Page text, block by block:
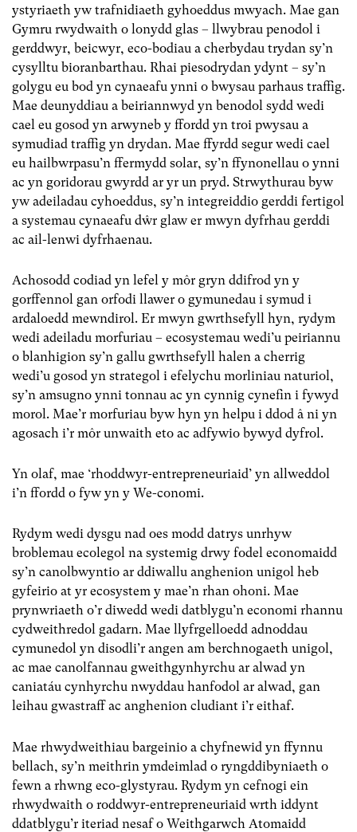
ystyriaeth yw trafnidiaeth gyhoeddus mwyach. Mae gan
Gymru rwydwaith o lonydd glas – llwybrau penodol i
gerddwyr, beicwyr, eco-bodiau a cherbydau trydan sy’n
cysylltu bioranbarthau. Rhai piesodrydan ydynt – sy’n
golygu eu bod yn cynaeafu ynni o bwysau parhaus traffig.
Mae deunyddiau a beiriannwyd yn benodol sydd wedi
cael eu gosod yn arwyneb y ffordd yn troi pwysau a
symudiad traffig yn drydan. Mae ffyrdd segur wedi cael
eu hailbwrpasu’n ffermydd solar, sy’n ffynonellau o ynni
ac yn goridorau gwyrdd ar yr un pryd. Strwythurau byw
yw adeiladau cyhoeddus, sy’n integreiddio gerddi fertigol
a systemau cynaeafu dŵr glaw er mwyn dyfrhau gerddi
ac ail-lenwi dyfrhaenau.
Achosodd codiad yn lefel y môr gryn ddifrod yn y
gorffennol gan orfodi llawer o gymunedau i symud i
ardaloedd mewndirol. Er mwyn gwrthsefyll hyn, rydym
wedi adeiladu morfuriau – ecosystemau wedi’u peiriannu
o blanhigion sy’n gallu gwrthsefyll halen a cherrig
wedi’u gosod yn strategol i efelychu morliniau naturiol,
sy’n amsugno ynni tonnau ac yn cynnig cynefin i fywyd
morol. Mae’r morfuriau byw hyn yn helpu i ddod â ni yn
agosach i’r môr unwaith eto ac adfywio bywyd dyfrol.
Yn olaf, mae ‘rhoddwyr-entrepreneuriaid’ yn allweddol
i’n ffordd o fyw yn y We-conomi.
Rydym wedi dysgu nad oes modd datrys unrhyw
broblemau ecolegol na systemig drwy fodel economaidd
sy’n canolbwyntio ar ddiwallu anghenion unigol heb
gyfeirio at yr ecosystem y mae’n rhan ohoni. Mae
prynwriaeth o’r diwedd wedi datblygu’n economi rhannu
cydweithredol gadarn. Mae llyfrgelloedd adnoddau
cymunedol yn disodli’r angen am berchnogaeth unigol,
ac mae canolfannau gweithgynhyrchu ar alwad yn
caniatáu cynhyrchu nwyddau hanfodol ar alwad, gan
leihau gwastraff ac anghenion cludiant i’r eithaf.
Mae rhwydweithiau bargeinio a chyfnewid yn ffynnu
bellach, sy’n meithrin ymdeimlad o ryngddibyniaeth o
fewn a rhwng eco-glystyrau. Rydym yn cefnogi ein
rhwydwaith o roddwyr-entrepreneuriaid wrth iddynt
ddatblygu’r iteriad nesaf o Weithgarwch Atomaidd